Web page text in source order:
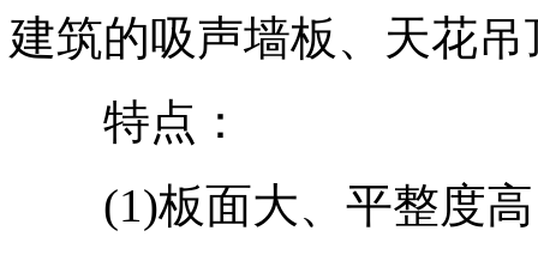
建筑的吸声墙板、天花吊
特点：
(1)板面大、平整度高